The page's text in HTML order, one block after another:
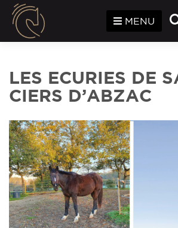
MENU
LES ECURIES DE
CIERS D’ABZAC
Panneau de gestion des cookies